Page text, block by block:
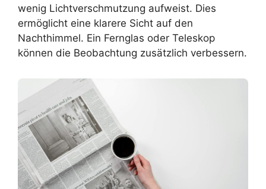
wenig Lichtverschmutzung aufweist. Dies
ermöglicht eine klarere Sicht auf den
Nachthimmel. Ein Fernglas oder Teleskop
können die Beobachtung zusätzlich verbessern.